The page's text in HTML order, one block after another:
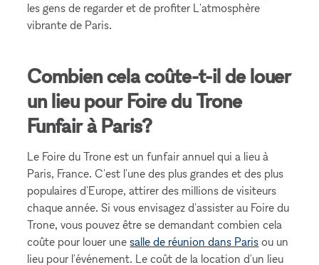
les gens de regarder et de profiter L'atmosphère
vibrante de Paris.
Combien cela coûte-t-il de louer
un lieu pour Foire du Trone
Funfair à Paris?
Le Foire du Trone est un funfair annuel qui a lieu à
Paris, France. C'est l'une des plus grandes et des plus
populaires d'Europe, attirer des millions de visiteurs
chaque année. Si vous envisagez d'assister au Foire du
Trone, vous pouvez être se demandant combien cela
coûte pour louer unesalle de réunion dans Paris ou un
lieu pour l'événement. Le coût de la location d'un lieu